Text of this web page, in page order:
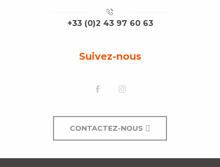
+33 (0)2 43 97 60 63
Suivez-nous
CONTACTEZ-NOUS